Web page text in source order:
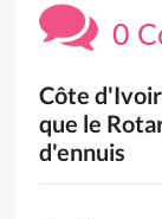
0
Côte
que le
d'ennuis